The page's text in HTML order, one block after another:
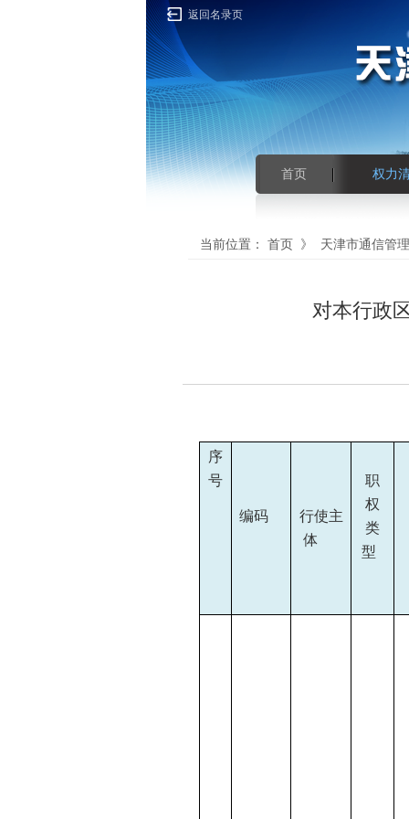
返回名录页
首页 权力
当前位置： 首页 》 天津市通信管
对本行政
序
号
编码
行使主
体
职
权
类
型